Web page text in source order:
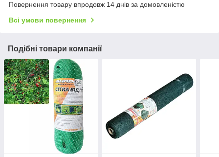
Повернення товару впродовж 14 днів за домовленістю
Всі умови повернення
Подібні товари компанії